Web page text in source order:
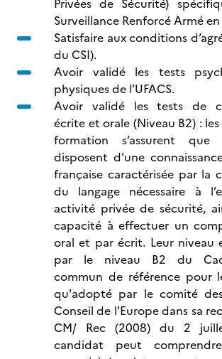
Privées de Sécurité)
Surveillance Renforcé Armé en
Satisfaire aux conditions
du CSI).
Avoir validé les tests
physiques de l’UFACS.
Avoir validé les tests de
écrite et orale (Niveau B2) :
formation s’assurent que
disposent d'une
française caractérisée par la
du langage nécessaire à
activité privée de sécurité,
capacité à effectuer un
oral et par écrit. Leur niveau
par le niveau B2 du
commun de référence pour
qu'adopté par le comité
Conseil de l'Europe dans sa
CM/ Rec (2008) du 2
candidat peut